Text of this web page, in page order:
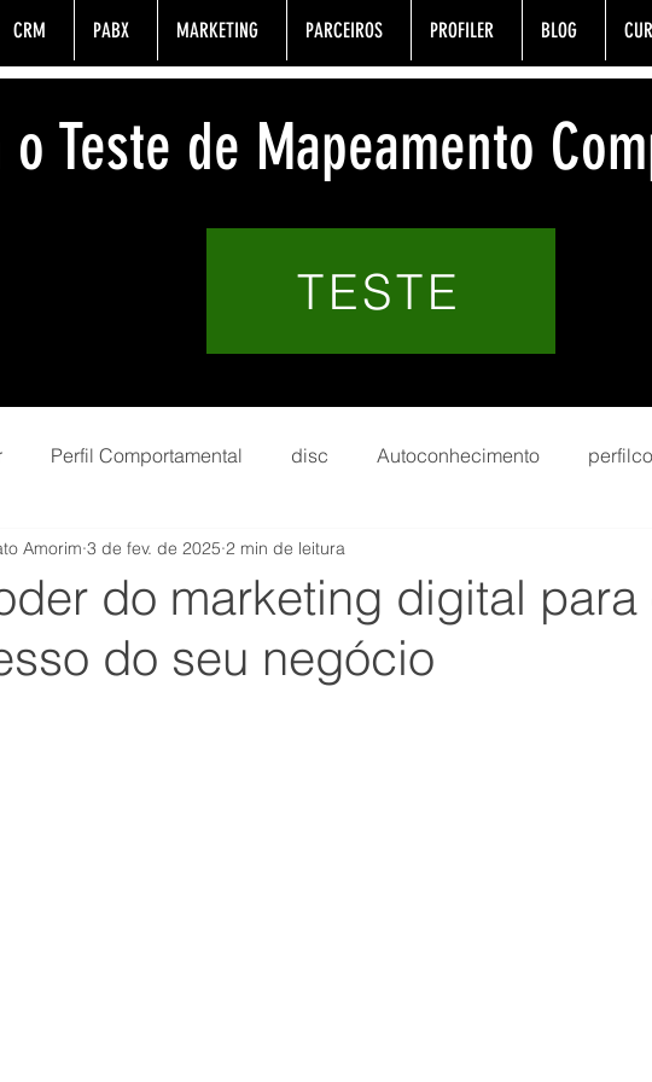
CRM PABX MARKETING PARCEIROS PROFILER BLOG
o Teste de Mapeamento
TESTE
Perfil Comportamental disc Autoconhecimento
Equipe institutosensum
covid autoconsciência rh
do marketing digital para
do seu negócio
Amorim 3 de fev. de 2025 2 min de leitura